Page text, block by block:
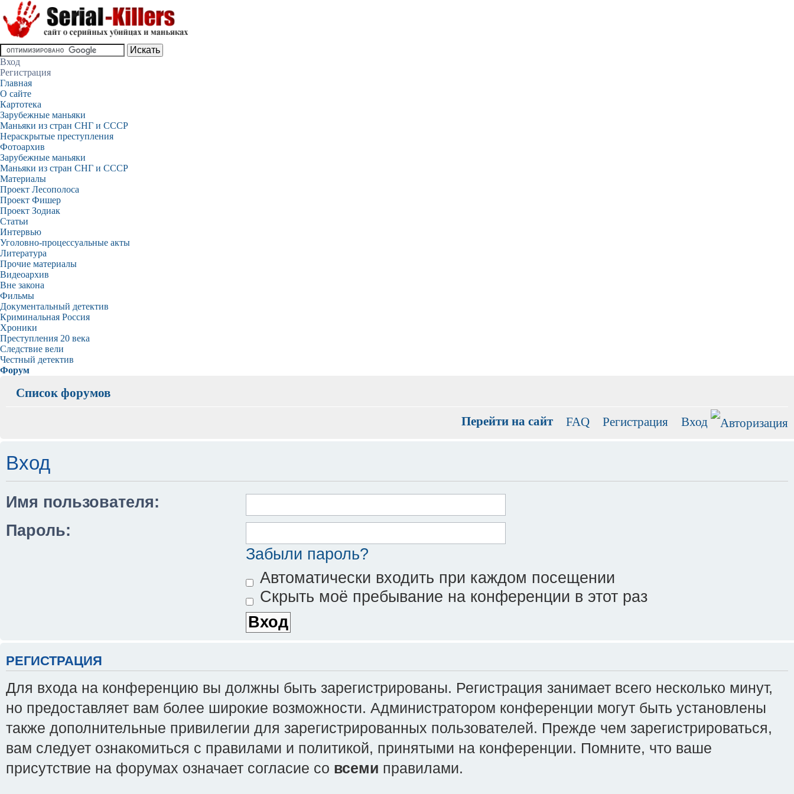
Вход
Регистрация
Главная
О сайте
Картотека
Зарубежные маньяки
Маньяки из стран СНГ и СССР
Нераскрытые преступления
Фотоархив
Зарубежные маньяки
Маньяки из стран СНГ и СССР
Материалы
Проект Лесополоса
Проект Фишер
Проект Зодиак
Статьи
Интервью
Уголовно-процессуальные акты
Литература
Прочие материалы
Видеоархив
Вне закона
Фильмы
Документальный детектив
Криминальная Россия
Хроники
Преступления 20 века
Следствие вели
Честный детектив
Форум
Список форумов
Перейти на сайт FAQ Регистрация Вход
Вход
Имя пользователя:
Пароль:
Забыли пароль?
Автоматически входить при каждом посещении
Скрыть моё пребывание на конференции в этот раз
РЕГИСТРАЦИЯ
Для входа на конференцию вы должны быть зарегистрированы. Регистрация занимает всего несколько минут,
но предоставляет вам более широкие возможности. Администратором конференции могут быть установлены
также дополнительные привилегии для зарегистрированных пользователей. Прежде чем зарегистрироваться,
вам следует ознакомиться с правилами и политикой, принятыми на конференции. Помните, что ваше
присутствие на форумах означает согласие со всеми правилами.